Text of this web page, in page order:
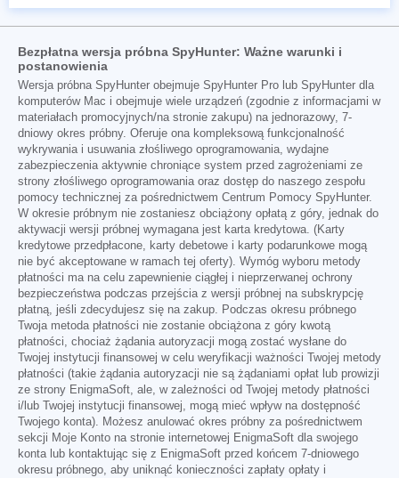
Bezpłatna wersja próbna SpyHunter: Ważne warunki i
postanowienia
Wersja próbna SpyHunter obejmuje SpyHunter Pro lub SpyHunter dla
komputerów Mac i obejmuje wiele urządzeń (zgodnie z informacjami w
materiałach promocyjnych/na stronie zakupu) na jednorazowy, 7-
dniowy okres próbny. Oferuje ona kompleksową funkcjonalność
wykrywania i usuwania złośliwego oprogramowania, wydajne
zabezpieczenia aktywnie chroniące system przed zagrożeniami ze
strony złośliwego oprogramowania oraz dostęp do naszego zespołu
pomocy technicznej za pośrednictwem Centrum Pomocy SpyHunter.
W okresie próbnym nie zostaniesz obciążony opłatą z góry, jednak do
aktywacji wersji próbnej wymagana jest karta kredytowa. (Karty
kredytowe przedpłacone, karty debetowe i karty podarunkowe mogą
nie być akceptowane w ramach tej oferty). Wymóg wyboru metody
płatności ma na celu zapewnienie ciągłej i nieprzerwanej ochrony
bezpieczeństwa podczas przejścia z wersji próbnej na subskrypcję
płatną, jeśli zdecydujesz się na zakup. Podczas okresu próbnego
Twoja metoda płatności nie zostanie obciążona z góry kwotą
płatności, chociaż żądania autoryzacji mogą zostać wysłane do
Twojej instytucji finansowej w celu weryfikacji ważności Twojej metody
płatności (takie żądania autoryzacji nie są żądaniami opłat lub prowizji
ze strony EnigmaSoft, ale, w zależności od Twojej metody płatności
i/lub Twojej instytucji finansowej, mogą mieć wpływ na dostępność
Twojego konta). Możesz anulować okres próbny za pośrednictwem
sekcji Moje Konto na stronie internetowej EnigmaSoft dla swojego
konta lub kontaktując się z EnigmaSoft przed końcem 7-dniowego
okresu próbnego, aby uniknąć konieczności zapłaty opłaty i